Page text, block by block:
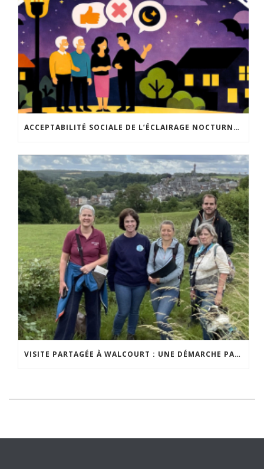
ACCEPTABILITÉ SOCIALE DE L’ÉCLAIRAGE NOCTURNE : LE REPLAY EST DISPONIBLE
VISITE PARTAGÉE À WALCOURT : UNE DÉMARCHE PARTICIPATIVE ANIMÉE PAR ESPACE ENVIRONNEMENT